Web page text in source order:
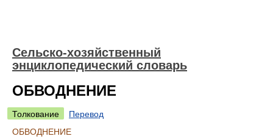
Сельско-хозяйственный
энциклопедический словарь
ОБВОДНЕНИЕ
Толкование
Перевод
ОБВОДНЕНИЕ